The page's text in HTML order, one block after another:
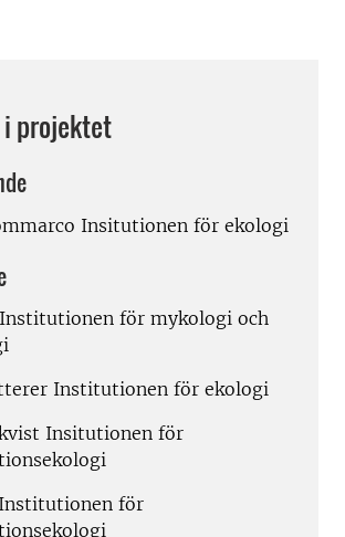
i projektet
Insitutionen för ekologi
för mykologi och
Institutionen för ekologi
Insitutionen för
för